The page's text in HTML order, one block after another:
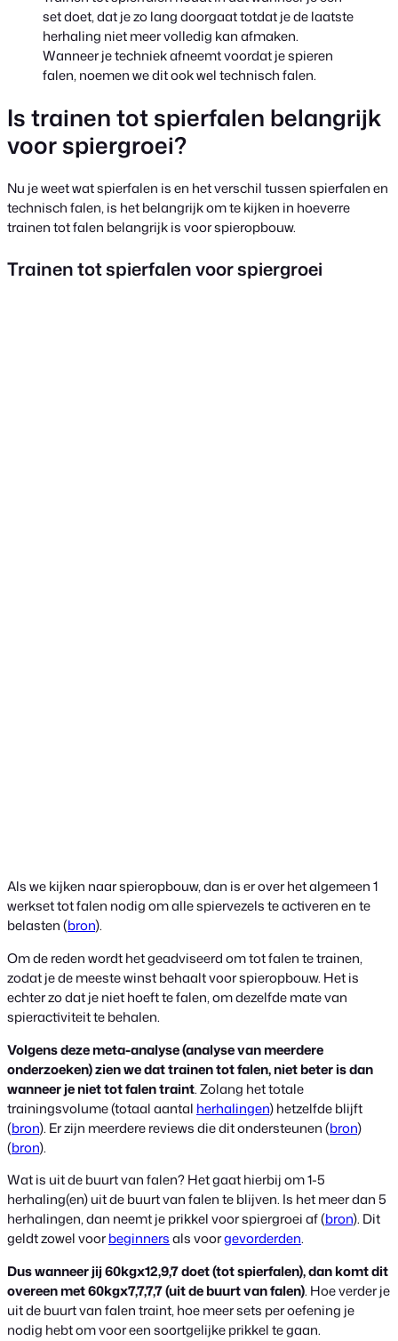
set doet, dat je zo lang doorgaat totdat je de laatste
herhaling niet meer volledig kan afmaken.
Wanneer je techniek afneemt voordat je spieren
falen, noemen we dit ook wel technisch falen.
Is trainen tot spierfalen belangrijk
voor spiergroei?
Nu je weet wat spierfalen is en het verschil tussen spierfalen en
technisch falen, is het belangrijk om te kijken in hoeverre
trainen tot falen belangrijk is voor spieropbouw.
Trainen tot spierfalen voor spiergroei
Als we kijken naar spieropbouw, dan is er over het algemeen 1
werkset tot falen nodig om alle spiervezels te activeren en te
belasten (bron).
Om de reden wordt het geadviseerd om tot falen te trainen,
zodat je de meeste winst behaalt voor spieropbouw. Het is
echter zo dat je niet hoeft te falen, om dezelfde mate van
spieractiviteit te behalen.
Volgens deze meta-analyse (analyse van meerdere
onderzoeken) zien we dat trainen tot falen, niet beter is dan
wanneer je niet tot falen traint. Zolang het totale
trainingsvolume (totaal aantal herhalingen) hetzelfde blijft
(bron). Er zijn meerdere reviews die dit ondersteunen (bron)
(bron).
Wat is uit de buurt van falen? Het gaat hierbij om 1-5
herhaling(en) uit de buurt van falen te blijven. Is het meer dan 5
herhalingen, dan neemt je prikkel voor spiergroei af (bron). Dit
geldt zowel voorbeginnersals voorgevorderden.
Dus wanneer jij 60kgx12,9,7 doet (tot spierfalen), dan komt dit
overeen met 60kgx7,7,7,7 (uit de buurt van falen). Hoe verder je
uit de buurt van falen traint, hoe meer sets per oefening je
nodig hebt om voor een soortgelijke prikkel te gaan.